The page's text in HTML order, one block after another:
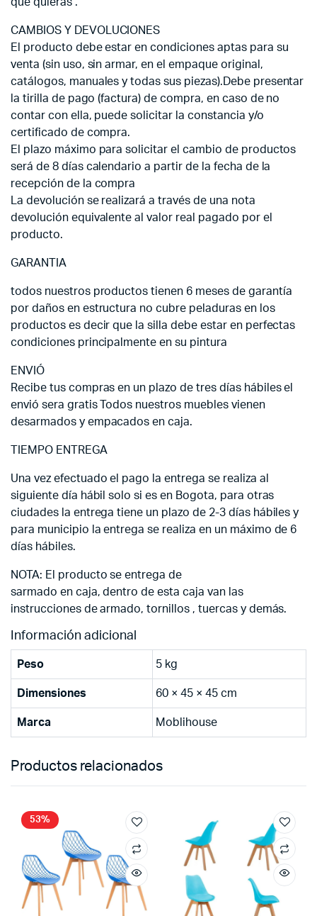
CAMBIOS Y DEVOLUCIONES
El producto debe estar en condiciones aptas para su
venta (sin uso, sin armar, en el empaque original,
catálogos, manuales y todas sus piezas).Debe presentar
la tirilla de pago (factura) de compra, en caso de no
contar con ella, puede solicitar la constancia y/o
certificado de compra.
El plazo máximo para solicitar el cambio de productos
será de 8 días calendario a partir de la fecha de la
recepción de la compra
La devolución se realizará a través de una nota
devolución equivalente al valor real pagado por el
producto.
GARANTIA
todos nuestros productos tienen 6 meses de garantía
por daños en estructura no cubre peladuras en los
productos es decir que la silla debe estar en perfectas
condiciones principalmente en su pintura
ENVIÓ
Recibe tus compras en un plazo de tres días hábiles el
envió sera gratis Todos nuestros muebles vienen
desarmados y empacados en caja.
TIEMPO ENTREGA
Una vez efectuado el pago la entrega se realiza al
siguiente día hábil solo si es en Bogota, para otras
ciudades la entrega tiene un plazo de 2-3 días hábiles y
para municipio la entrega se realiza en un máximo de 6
días hábiles.
NOTA: El producto se entrega de
sarmado en caja, dentro de esta caja van las
instrucciones de armado, tornillos , tuercas y demás.
Información adicional
Peso 5 kg
Dimensiones 60 × 45 × 45 cm
Marca Moblihouse
Productos relacionados
53%